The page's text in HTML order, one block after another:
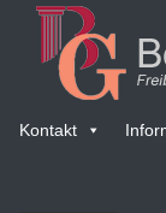
Kontakt